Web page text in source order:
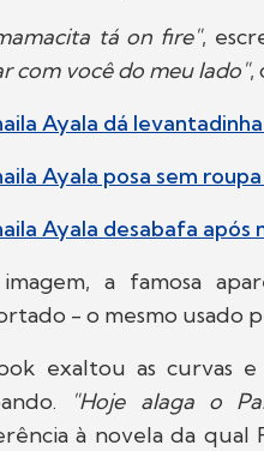
tá on fire",
com você do meu lado",
Ayala dá
Ayala posa sem
Ayala desabafa
a famosa
- o mesmo usado
exaltou as curvas
"Hoje alaga o
à novela da qual